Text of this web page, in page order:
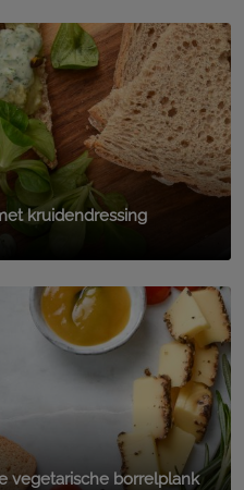
kruidendressing
vegetarische borrelplank